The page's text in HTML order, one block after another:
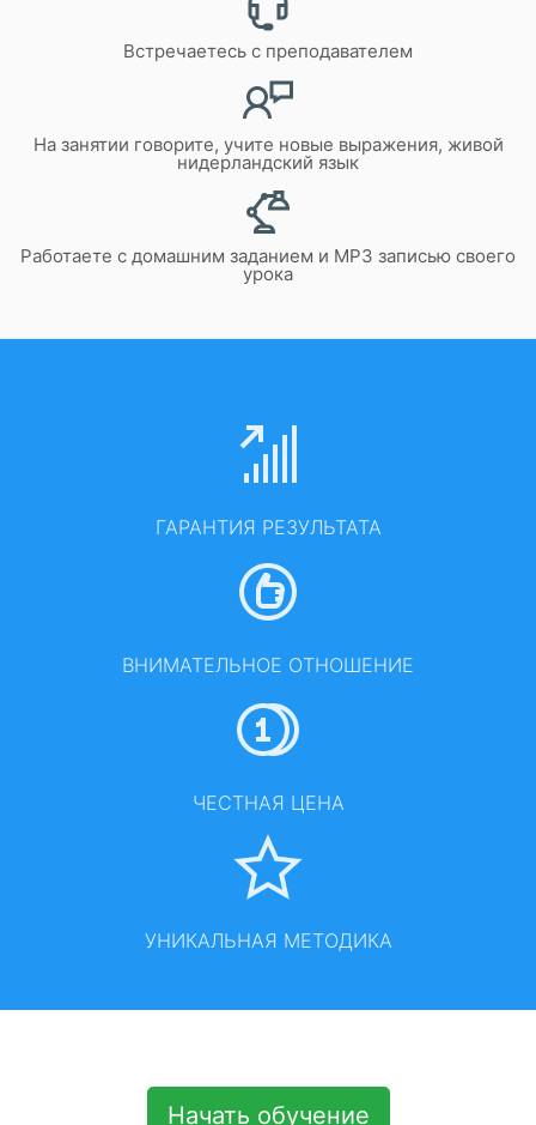
Встречаетесь с преподавателем
На занятии говорите, учите новые выражения, живой
нидерландский язык
Работаете с домашним заданием и MP3 записью своего
урока
ГАРАНТИЯ РЕЗУЛЬТАТА
ВНИМАТЕЛЬНОЕ ОТНОШЕНИЕ
ЧЕСТНАЯ ЦЕНА
УНИКАЛЬНАЯ МЕТОДИКА
Начать обучение